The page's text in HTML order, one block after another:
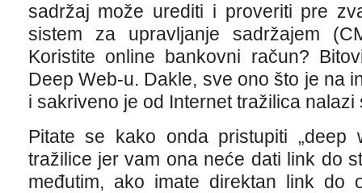
sadržaj može urediti i proveriti pre
sistem za upravljanje sadržajem
Koristite online bankovni račun?
Deep Web-u. Dakle, sve ono što je na
i sakriveno je od Internet tražilica nalazi
Pitate se kako onda pristupiti „deep
tražilice jer vam ona neće dati link do
međutim, ako imate direktan link do